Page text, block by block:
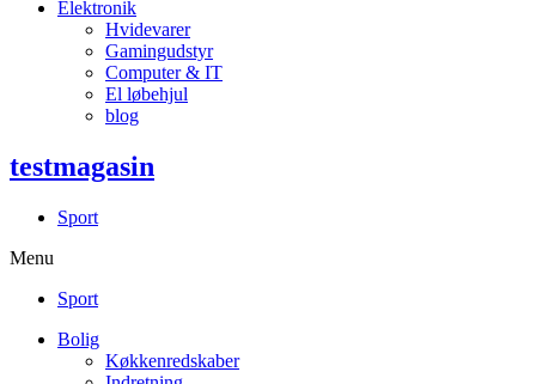
Elektronik
Hvidevarer
Gamingudstyr
Computer & IT
El løbehjul
blog
testmagasin
Sport
Menu
Sport
Bolig
Køkkenredskaber